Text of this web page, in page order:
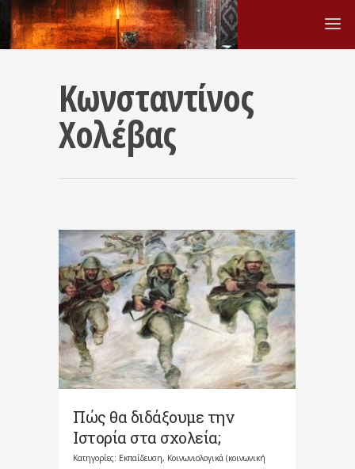
Κωνσταντίνος
Χολέβας
Πώς θα διδάξουμε την
Ιστορία στα σχολεία;
Κατηγορίες: Εκπαίδευση, Κοινωνιολογικά (κοινωνική